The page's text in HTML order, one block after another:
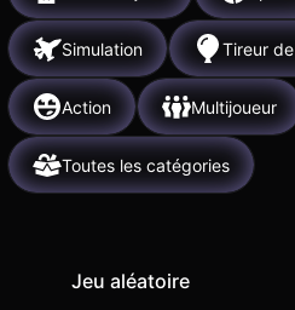
Simulation Tireur
Action Multijoueur
Toutes les catégories
Jeu aléatoire